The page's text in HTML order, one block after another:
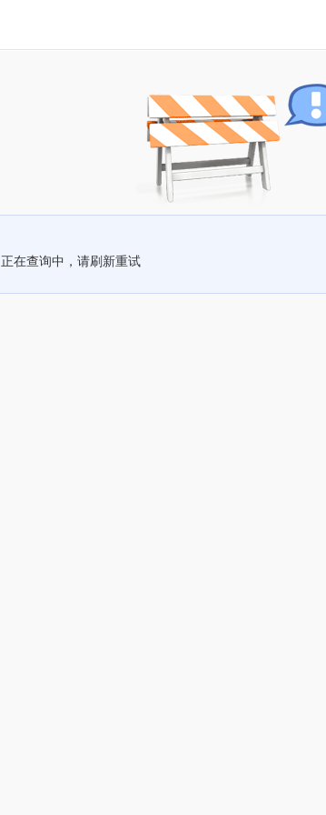
正在查询中，请刷新重试